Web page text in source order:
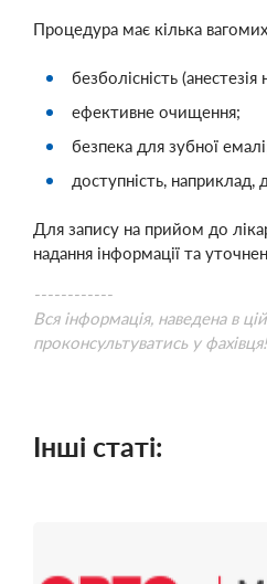
Процедура має кілька
безболісність (анестезія
ефективне очищення;
безпека для зубної
доступність, наприклад,
Для запису на прийом до
надання інформації та
------------
Вся інформація, наведена в
проконсультуватись у фахівця!
Інші статі: